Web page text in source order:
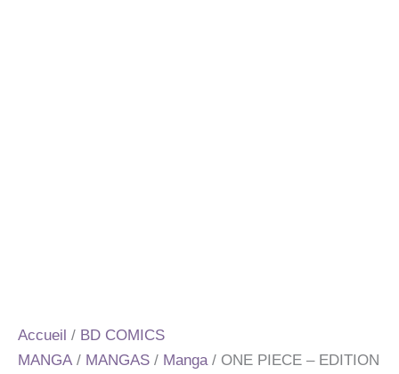
Accueil / BD COMICS
MANGA / MANGAS / Manga/ ONE PIECE – EDITION